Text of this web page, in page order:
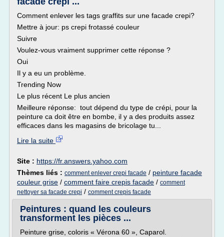
Comment enlever les tags graffits sur une facade crepi?
Mettre à jour: ps crepi frotassé couleur
Suivre
Voulez-vous vraiment supprimer cette réponse ?
Oui
Il y a eu un problème.
Trending Now
Le plus récent Le plus ancien
Meilleure réponse: tout dépend du type de crépi, pour la
peinture ca doit être en bombe, il y a des produits assez
efficaces dans les magasins de bricolage tu...
Lire la suite
Site : https://fr.answers.yahoo.com
Thèmes liés : comment enlever crepi facade / peinture facade
couleur grise / comment faire crepis facade / comment
nettoyer sa facade crepi / comment crepis facade
Peintures : quand les couleurs
transforment les pièces ...
Peinture grise, coloris « Vérona 60 », Caparol.